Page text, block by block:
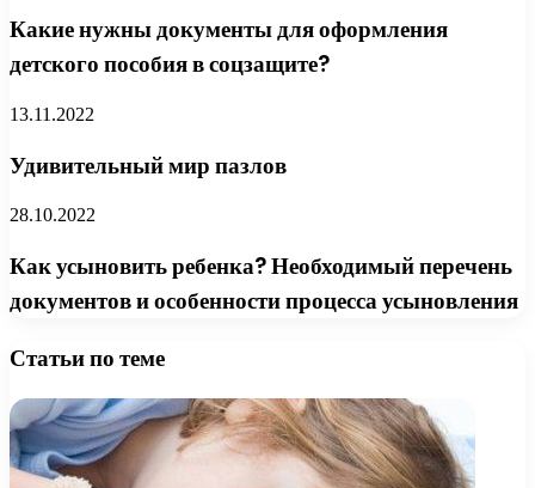
Какие нужны документы для оформления
детского пособия в соцзащите?
13.11.2022
Удивительный мир пазлов
28.10.2022
Как усыновить ребенка? Необходимый перечень
документов и особенности процесса усыновления
Статьи по теме